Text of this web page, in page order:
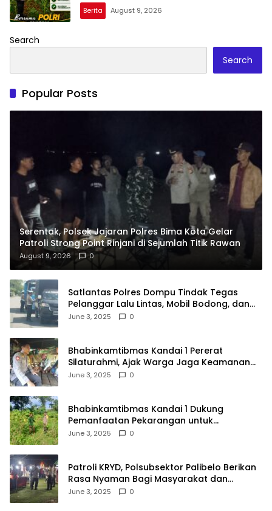
Berita August 9, 2026
Search
Search
Popular Posts
Serentak, Polsek Jajaran Polres Bima Kota Gelar
Patroli Strong Point Rinjani di Sejumlah Titik Rawan
August 9, 2026 0
Satlantas Polres Dompu Tindak Tegas
Pelanggar Lalu Lintas, Mobil Bodong, dan
Kendaraan Tak Bayar Pajak
June 3, 2025 0
Bhabinkamtibmas Kandai 1 Pererat
Silaturahmi, Ajak Warga Jaga Keamanan
Lingkungan
June 3, 2025 0
Bhabinkamtibmas Kandai 1 Dukung
Pemanfaatan Pekarangan untuk
Ketahanan Pangan Menuju Indonesia Emas
June 3, 2025 0
Patroli KRYD, Polsubsektor Palibelo Berikan
Rasa Nyaman Bagi Masyarakat dan
Antisipasi Aksi Menjurus Premanisme
June 3, 2025 0